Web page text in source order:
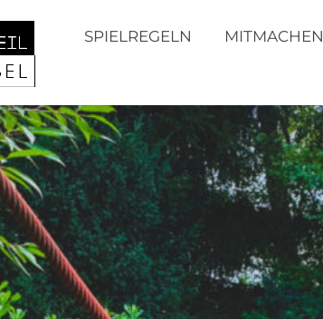
SPIELREGELN MITMACHEN